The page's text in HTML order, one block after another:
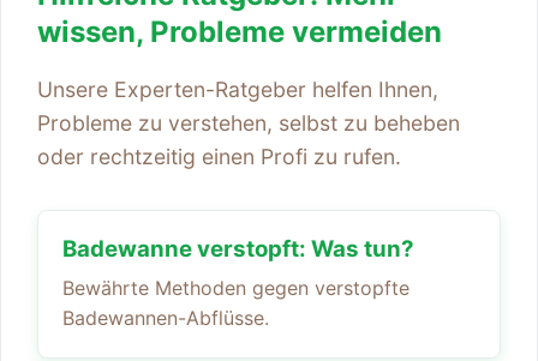
wissen, Probleme vermeiden
Unsere Experten-Ratgeber helfen Ihnen,
Probleme zu verstehen, selbst zu beheben
oder rechtzeitig einen Profi zu rufen.
Badewanne verstopft: Was tun?
Bewährte Methoden gegen verstopfte
Badewannen-Abflüsse.